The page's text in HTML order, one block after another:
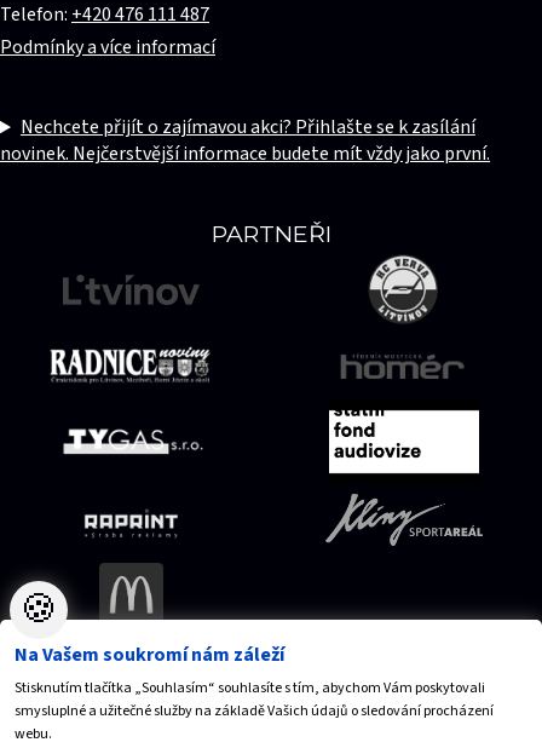
Mapa serveru Přístupnost
Ochrana osobních údajů
PARTNEŘI
Telefon: +420 476 111 487
Podmínky a více informací
Nechcete přijít o zajímavou akci? Přihlašte se k zasílání
novinek. Nejčerstvější informace budete mít vždy jako první.
🍪
Na Vašem soukromí nám záleží
Stisknutím tlačítka „Souhlasím“ souhlasíte s tím, abychom Vám poskytovali
smysluplné a užitečné služby na základě Vašich údajů o sledování procházení
webu.